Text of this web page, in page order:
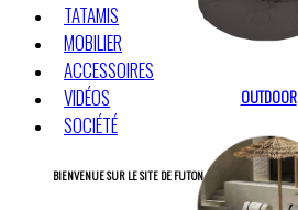
TATAMIS
MOBILIER
ACCESSOIRES
VIDÉOS
SOCIÉTÉ
BIENVENUE SUR LE SITE DE FUTON AZUR
OUTDOOR